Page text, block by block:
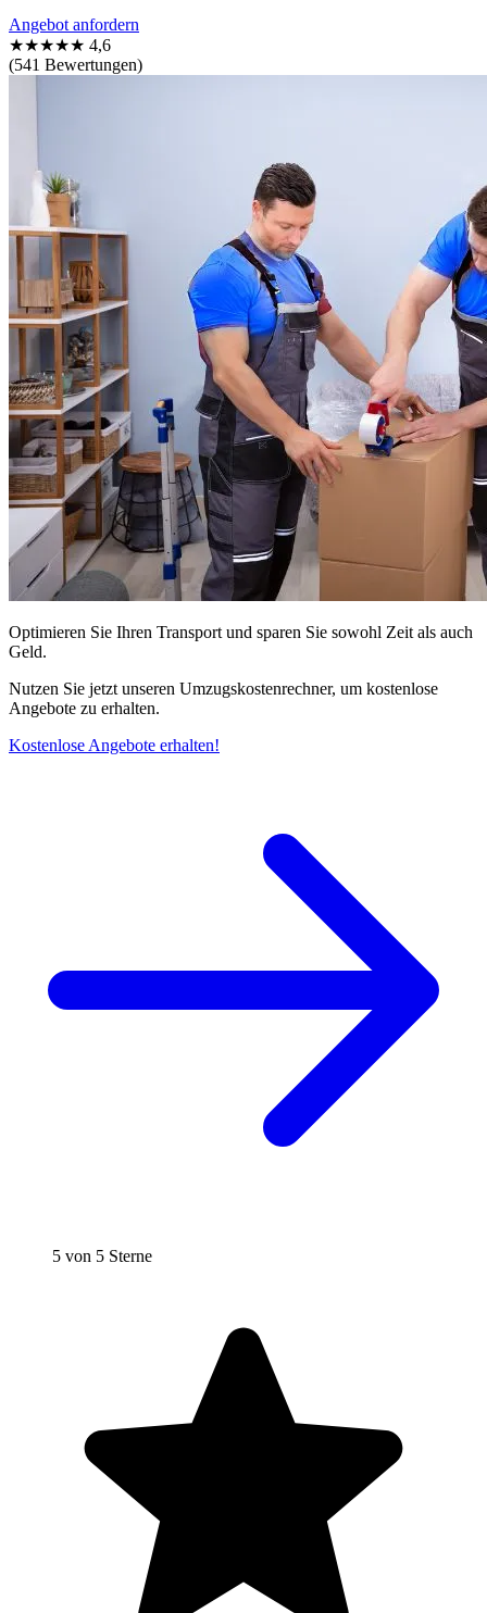
Angebot anfordern
★★★★★ 4,6
(541 Bewertungen)
Optimieren Sie Ihren Transport und sparen Sie sowohl Zeit als auch
Geld.
Nutzen Sie jetzt unseren Umzugskostenrechner, um kostenlose
Angebote zu erhalten.
Kostenlose Angebote erhalten!
5 von 5 Sterne